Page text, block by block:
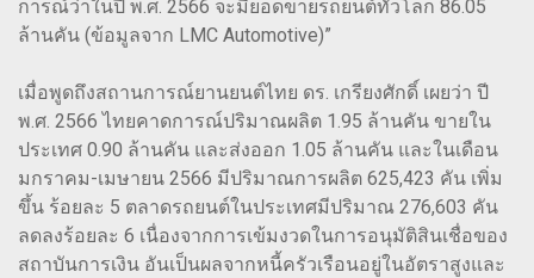
การณ์ว่าในปี พ.ศ. 2566 จะมียอดขายรถยนต์ทั่วโลก 86.05
ล้านคัน (ข้อมูลจาก LMC Automotive)”
เมื่อพูดถึงสถานการณ์ยานยนต์ไทย ดร. เกรียงศักดิ์ เผยว่า ปี
พ.ศ. 2566 ไทยคาดการณ์ปริมาณผลิต 1.95 ล้านคัน ขายใน
ประเทศ 0.90 ล้านคัน และส่งออก 1.05 ล้านคัน และในเดือน
มกราคม-เมษายน 2566 มีปริมาณการผลิต 625,423 คัน เพิ่ม
ขึ้น ร้อยละ 5 ตลาดรถยนต์ในประเทศมีปริมาณ 276,603 คัน
ลดลงร้อยละ 6 เนื่องจากการเข้มงวดในการอนุมัติสินเชื่อของ
สถาบันการเงิน อันเป็นผลจากหนี้ครัวเรือนอยู่ในอัตราสูงและ